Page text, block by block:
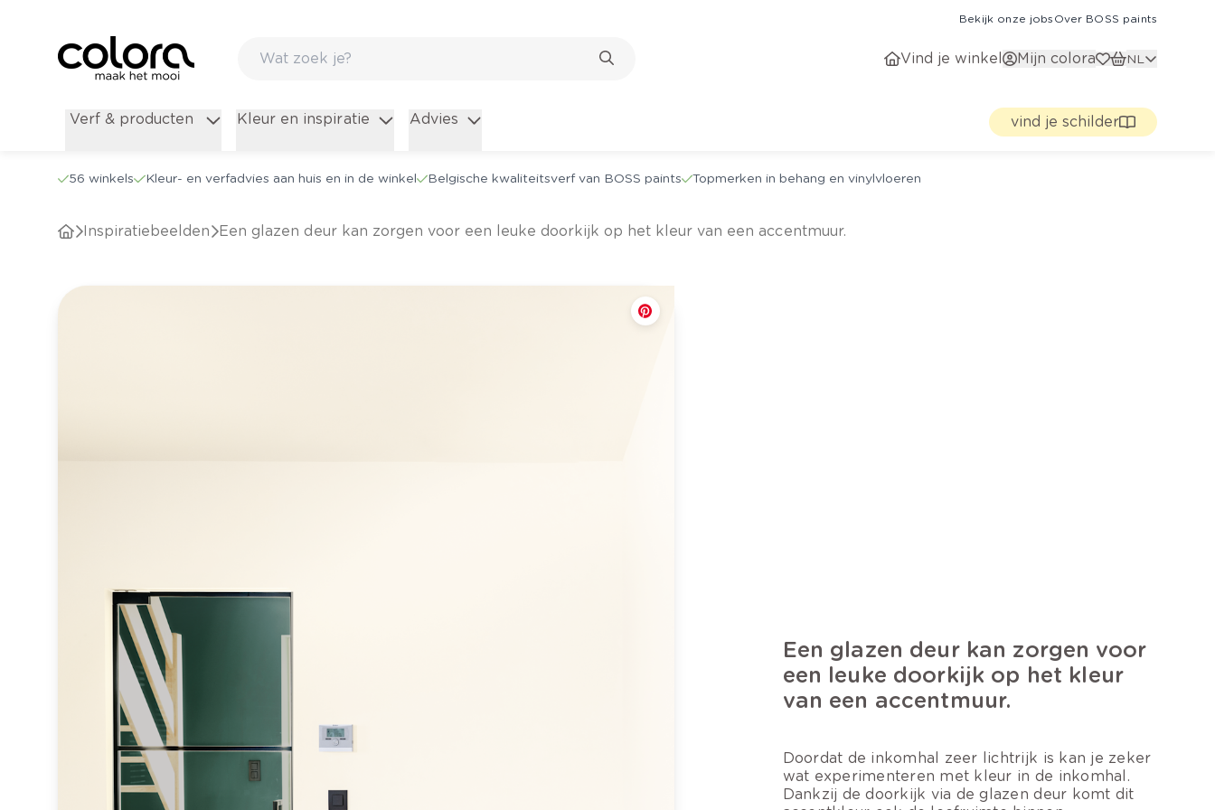
Bekijk onze jobs Over BOSS paints
Vind je winkel Mijn colora NL
Verf & producten Kleur en inspiratie Advies vind je schilder
56 winkels Kleur- en verfadvies aan huis en in de winkel Belgische kwaliteitsverf van BOSS paints Topmerken in behang en vinylvloeren
Inspiratiebeelden Een glazen deur kan zorgen voor een leuke doorkijk op het kleur van een accentmuur.
Een glazen deur kan zorgen voor
een leuke doorkijk op het kleur
van een accentmuur.
Doordat de inkomhal zeer lichtrijk is kan je zeker
wat experimenteren met kleur in de inkomhal.
Dankzij de doorkijk via de glazen deur komt dit